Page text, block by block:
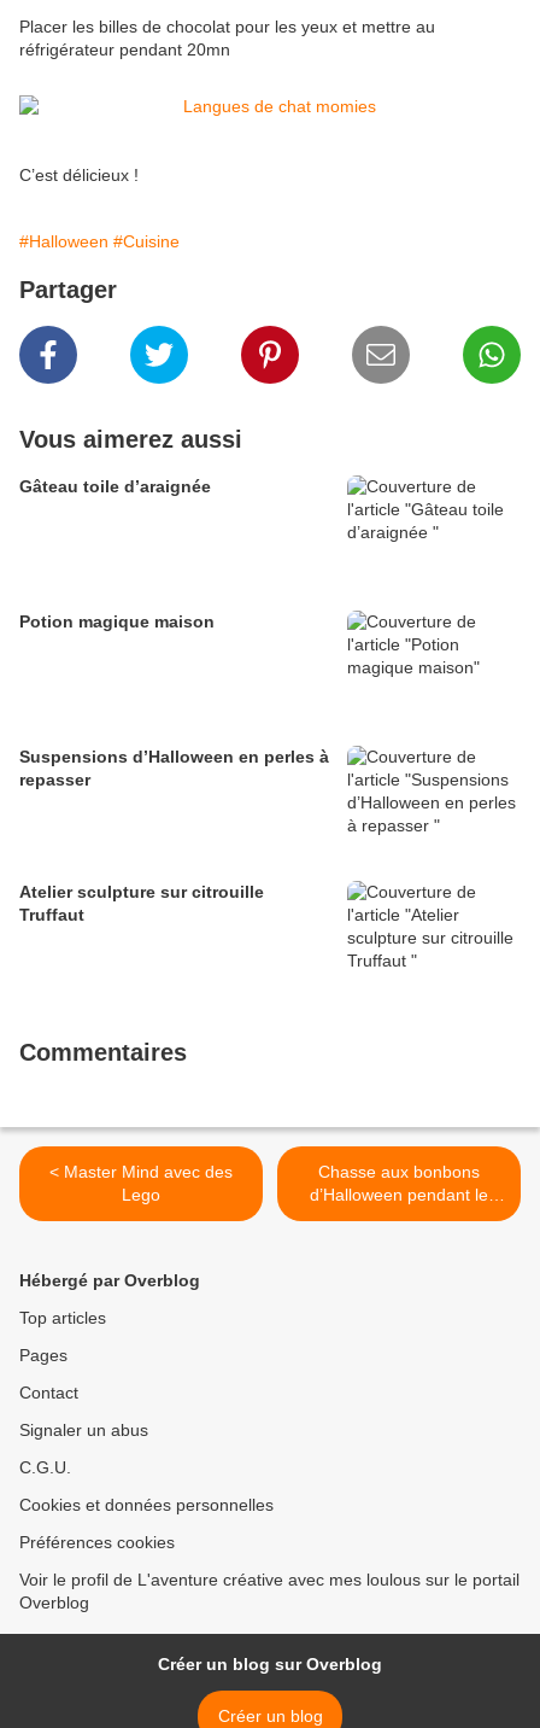
Placer les billes de chocolat pour les yeux et mettre au
réfrigérateur pendant 20mn
C’est délicieux !
#Halloween #Cuisine
Partager
Vous aimerez aussi
Gâteau toile d’araignée
Potion magique maison
Suspensions d’Halloween en perles à
repasser
Atelier sculpture sur citrouille
Truffaut
Commentaires
< Master Mind avec des
Lego
Chasse aux bonbons
d’Halloween pendant le
confinement >
Hébergé par Overblog
Top articles
Pages
Contact
Signaler un abus
C.G.U.
Cookies et données personnelles
Préférences cookies
Voir le profil de L'aventure créative avec mes loulous sur le portail
Overblog
Créer un blog sur Overblog
Créer un blog